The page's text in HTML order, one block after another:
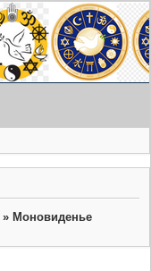
»Моновиденье